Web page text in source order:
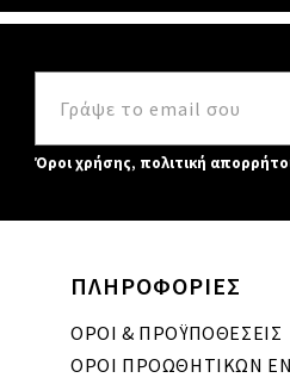
Όροι χρήσης, πολιτική
ΠΛΗΡΟΦΟΡΙΕΣ
ΟΡΟΙ & ΠΡΟΫΠΟΘΕΣΕΙΣ
ΟΡΟΙ ΠΡΟΩΘΗΤΙΚΩΝ